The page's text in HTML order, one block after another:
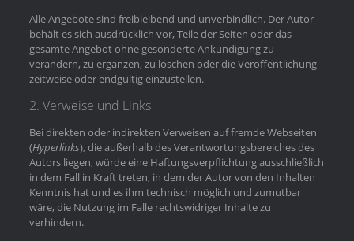
Alle Angebote sind freibleibend und unverbindlich. Der Autor
behält es sich ausdrücklich vor, Teile der Seiten oder das
gesamte Angebot ohne gesonderte Ankündigung zu
verändern, zu ergänzen, zu löschen oder die Veröffentlichung
zeitweise oder endgültig einzustellen.
2. Verweise und Links
Bei direkten oder indirekten Verweisen auf fremde Webseiten
(Hyperlinks), die außerhalb des Verantwortungsbereiches des
Autors liegen, würde eine Haftungsverpflichtung ausschließlich
in dem Fall in Kraft treten, in dem der Autor von den Inhalten
Kenntnis hat und es ihm technisch möglich und zumutbar
wäre, die Nutzung im Falle rechtswidriger Inhalte zu
verhindern.